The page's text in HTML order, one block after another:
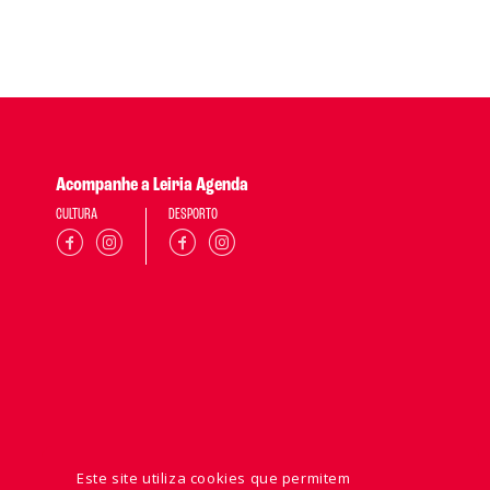
Acompanhe a Leiria Agenda
CULTURA DESPORTO
Este site utiliza cookies que permitem